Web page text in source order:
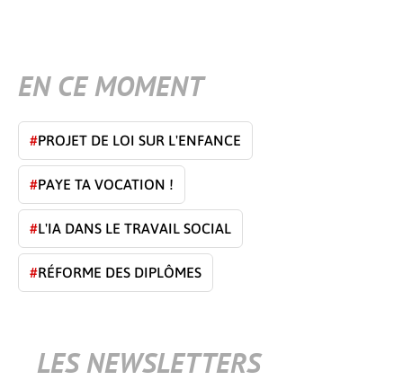
EN CE MOMENT
#PROJET DE LOI SUR L'ENFANCE
#PAYE TA VOCATION !
#L'IA DANS LE TRAVAIL SOCIAL
#RÉFORME DES DIPLÔMES
LES NEWSLETTERS